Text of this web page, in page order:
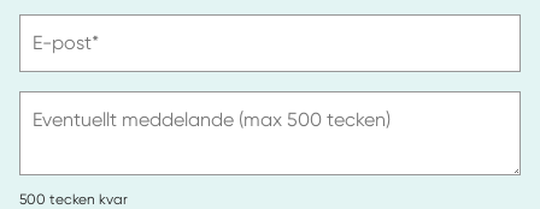
ange
post
E-post*
Eventuellt meddelande (max 500 tecken)
500 tecken kvar